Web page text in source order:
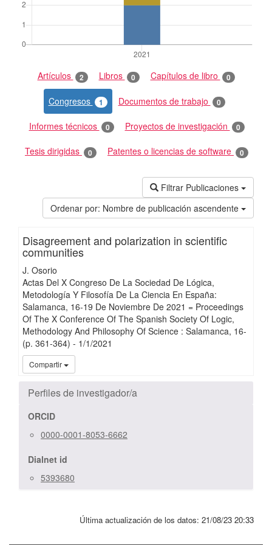
Artículos 2 Libros 0 Capítulos de libro 0
Congresos 1 Documentos de trabajo 0
Informes técnicos 0 Proyectos de investigación 0
Tesis dirigidas 0 Patentes o licencias de software 0
Filtrar Publicaciones
Ordenar por: Nombre de publicación ascendente
Disagreement and polarization in scientific
communities
J. Osorio
Actas Del X Congreso De La Sociedad De Lógica,
Metodología Y Filosofía De La Ciencia En España:
Salamanca, 16-19 De Noviembre De 2021 = Proceedings
Of The X Conference Of The Spanish Society Of Logic,
Methodology And Philosophy Of Science : Salamanca, 16-
(p. 361-364) - 1/1/2021
Compartir
Perfiles de investigador/a
ORCID
0000-0001-8053-6662
Dialnet id
5393680
Última actualización de los datos: 21/08/23 20:33